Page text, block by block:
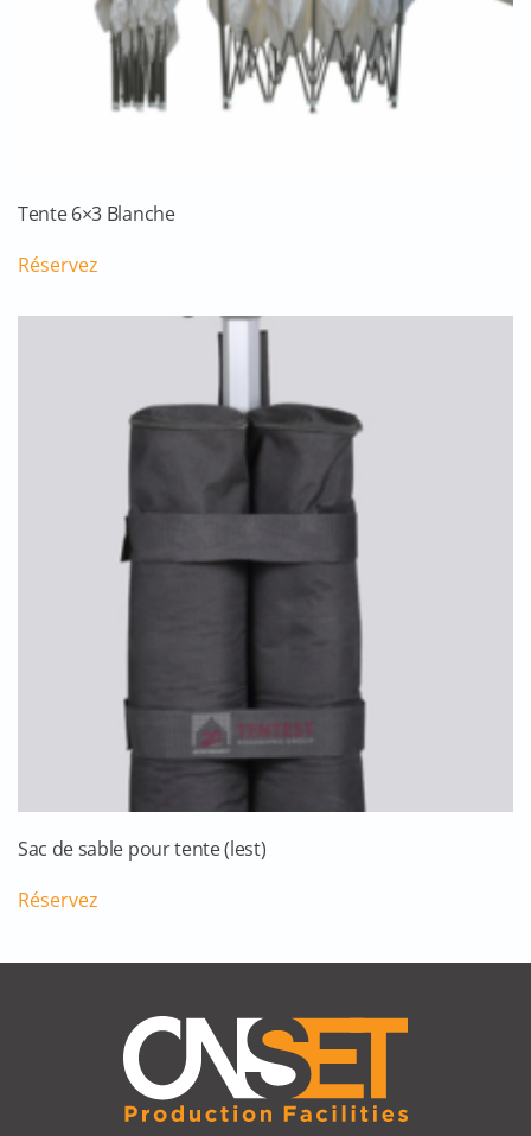
Tente 6×3 Blanche
Réservez
Sac de sable pour tente (lest)
Réservez